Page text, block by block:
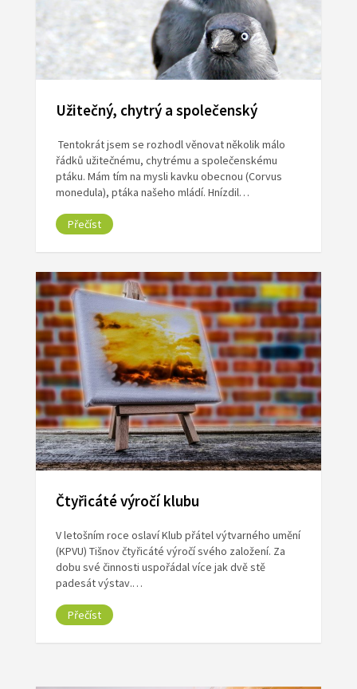
Užitečný, chytrý a společenský
Tentokrát jsem se rozhodl věnovat několik málo
řádků užitečnému, chytrému a společenskému
ptáku. Mám tím na mysli kavku obecnou (Corvus
monedula), ptáka našeho mládí. Hnízdil…
Přečíst
Čtyřicáté výročí klubu
V letošním roce oslaví Klub přátel výtvarného umění
(KPVU) Tišnov čtyřicáté výročí svého založení. Za
dobu své činnosti uspořádal více jak dvě stě
padesát výstav.…
Přečíst